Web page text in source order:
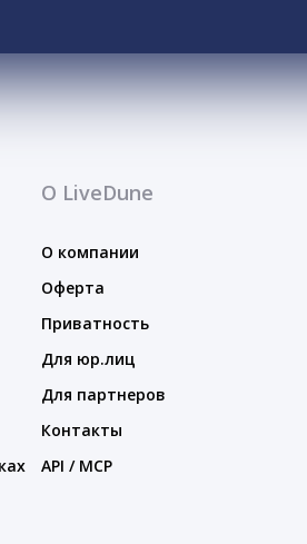
О LiveDune
О компании
Оферта
Приватность
Для юр.лиц
Для партнеров
Контакты
API / MCP